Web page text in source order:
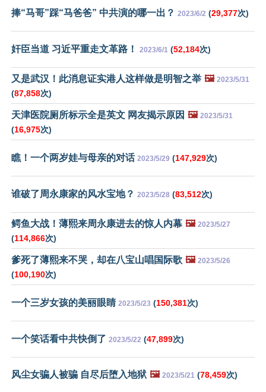
捧“马哥”踩“马爸爸” 中共演的哪一出？ 2023/6/2 (29,377次)
奸臣当道 习近平重走文革路！ 2023/6/1 (52,184次)
又是武汉！此消息证实港人这样做是明智之举 🖼️ 2023/5/31
(87,858次)
天津医院厕所标示全是英文 网友揭示原因 🖼️ 2023/5/31
(16,975次)
瞧！一个两岁娃与母亲的对话 2023/5/29 (147,929次)
谁破了周永康家的风水宝地？ 2023/5/28 (83,512次)
鳄鱼大战！薄熙来周永康进去的惊人内幕 🖼️ 2023/5/27
(114,866次)
爹死了薄熙来不哭，却在八宝山唱国际歌 🖼️ 2023/5/26
(100,190次)
一个三岁女孩的美丽眼睛 2023/5/23 (150,381次)
一个笑话看中共快倒了 2023/5/22 (47,899次)
风尘女骗人被骗 自尽后堕入地狱 🖼️ 2023/5/21 (78,459次)